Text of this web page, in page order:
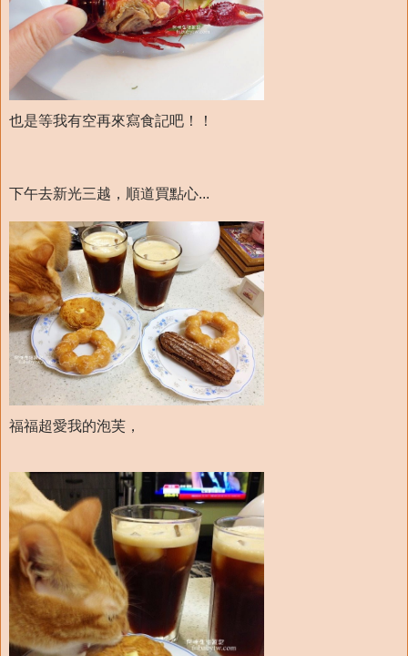
也是等我有空再來寫食記吧！！
下午去新光三越，順道買點心...
福福超愛我的泡芙，